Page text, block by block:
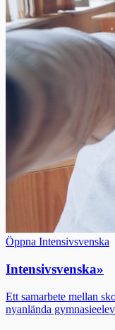
Öppna Intensivsvenska
Intensivsvenska»
Ett samarbete mellan
nyanlända